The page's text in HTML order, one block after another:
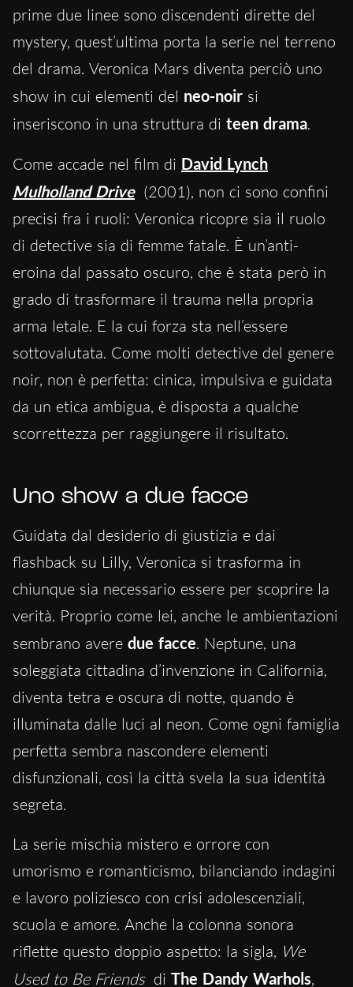
prime due linee sono discendenti dirette del
mystery, quest’ultima porta la serie nel terreno
del drama. Veronica Mars diventa perciò uno
show in cui elementi del neo-noir si
inseriscono in una struttura di teen drama.
Come accade nel film di David Lynch
Mulholland Drive (2001), non ci sono confini
precisi fra i ruoli: Veronica ricopre sia il ruolo
di detective sia di femme fatale. È un’anti-
eroina dal passato oscuro, che è stata però in
grado di trasformare il trauma nella propria
arma letale. E la cui forza sta nell’essere
sottovalutata. Come molti detective del genere
noir, non è perfetta: cinica, impulsiva e guidata
da un etica ambigua, è disposta a qualche
scorrettezza per raggiungere il risultato.
Uno show a due facce
Guidata dal desiderio di giustizia e dai
flashback su Lilly, Veronica si trasforma in
chiunque sia necessario essere per scoprire la
verità. Proprio come lei, anche le ambientazioni
sembrano avere due facce. Neptune, una
soleggiata cittadina d’invenzione in California,
diventa tetra e oscura di notte, quando è
illuminata dalle luci al neon. Come ogni famiglia
perfetta sembra nascondere elementi
disfunzionali, così la città svela la sua identità
segreta.
La serie mischia mistero e orrore con
umorismo e romanticismo, bilanciando indagini
e lavoro poliziesco con crisi adolescenziali,
scuola e amore. Anche la colonna sonora
riflette questo doppio aspetto: la sigla, We
Used to Be Friends di The Dandy Warhols,